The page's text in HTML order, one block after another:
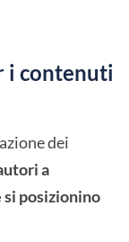
i contenuti
dei
a
posizionino